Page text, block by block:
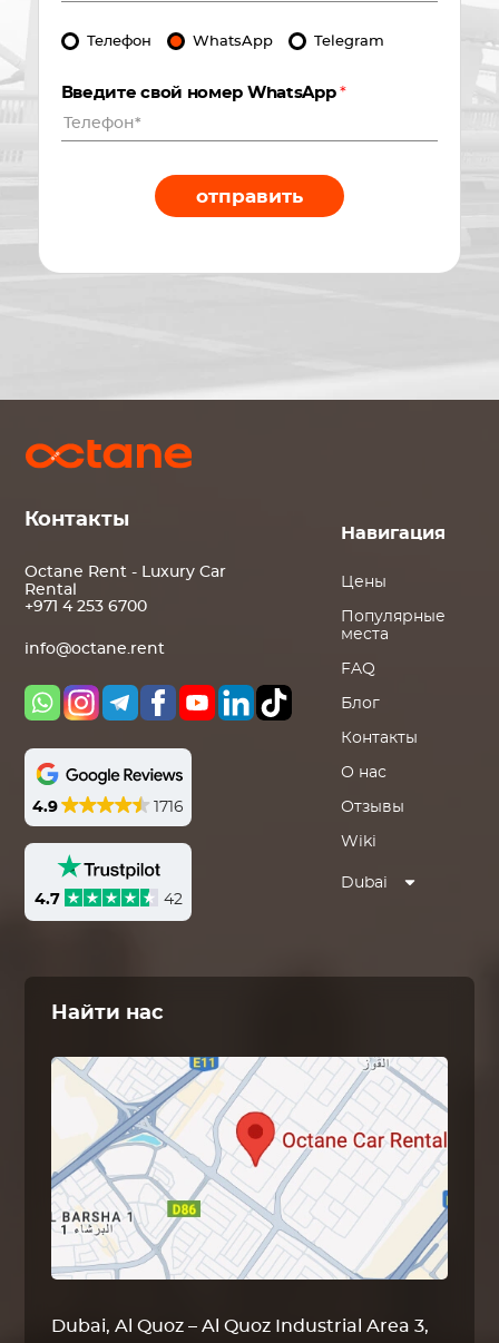
Телефон WhatsApp Telegram
Введите свой номер WhatsApp*
отправить
Контакты
Octane Rent - Luxury Car
Rental
+971 4 253 6700
info@octane.rent
4.9 1716
4.7 42
Навигация
Цены
Популярные
места
FAQ
Блог
Контакты
О нас
Отзывы
Wiki
Dubai
Найти нас
Dubai, Al Quoz – Al Quoz Industrial Area 3,